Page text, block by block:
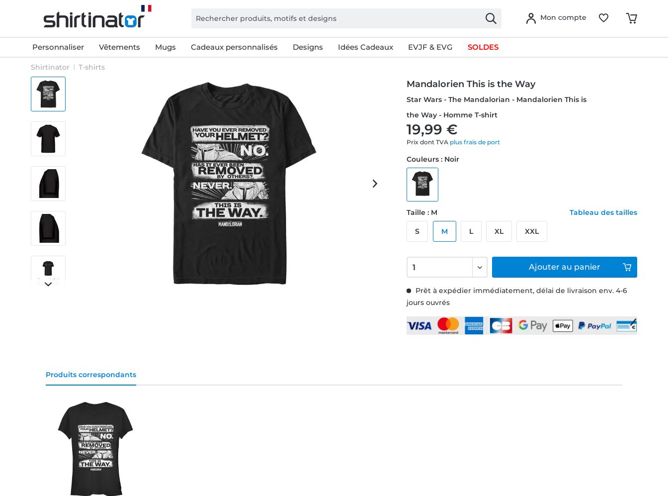
Mon compte
Personnaliser Vêtements Mugs Cadeaux personnalisés Designs Idées Cadeaux EVJF & EVG SOLDES
Shirtinator T-shirts
Mandalorien This is the Way
Star Wars - The Mandalorian - Mandalorien This is
the Way - Homme T-shirt
19,99 €
Prix dont TVA plus frais de port
Prêt à expédier immédiatement, délai de livraison env. 4-6
jours ouvrés
Couleurs : Noir
Taille : M Tableau des tailles
S M L XL XXL
Ajouter au panier
Produits correspondants